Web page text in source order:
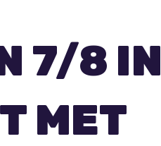
7/8 IN
MET